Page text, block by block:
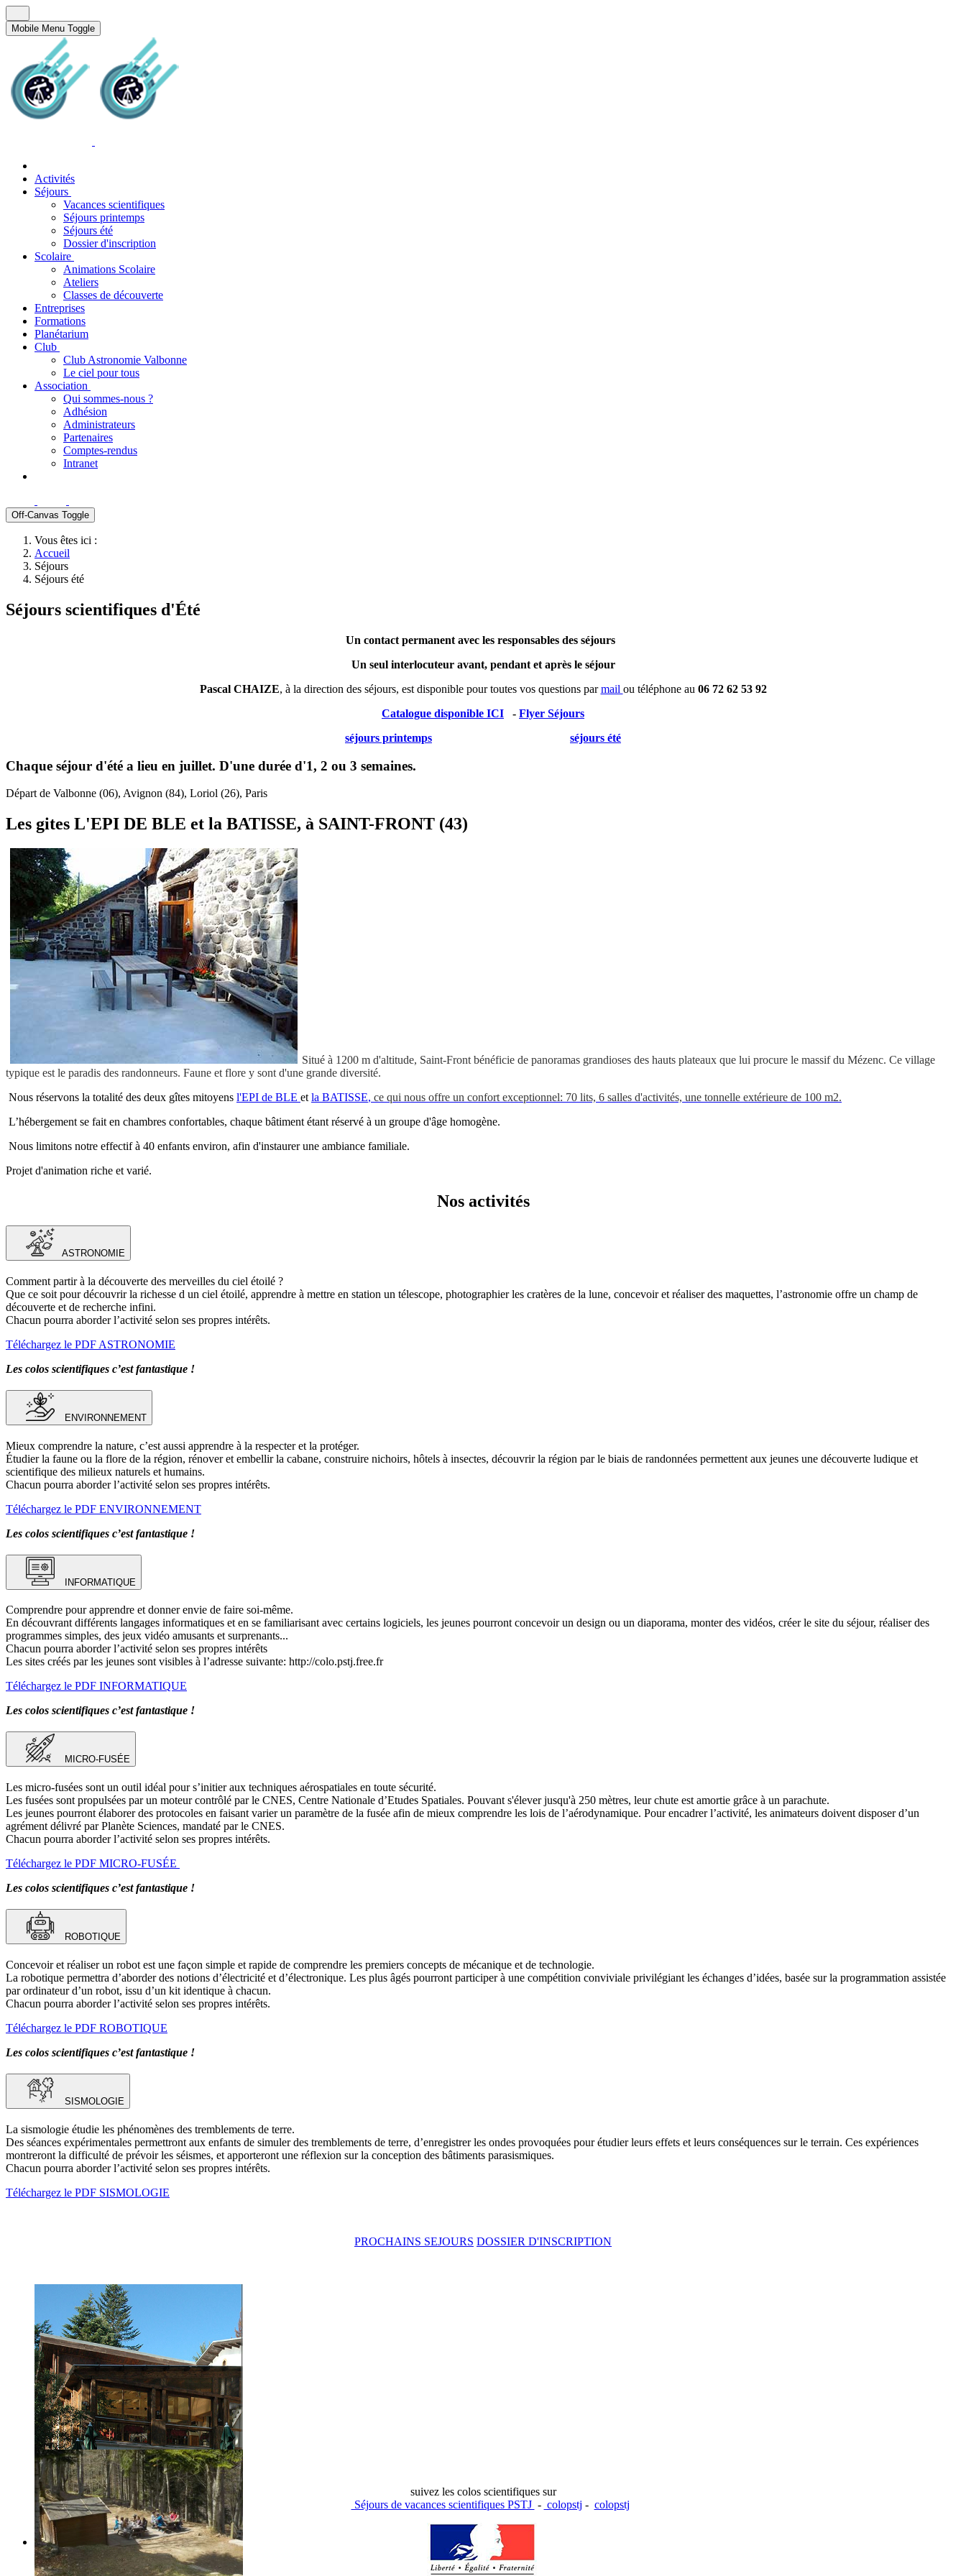
Mobile Menu Toggle
Activités
Séjours
Vacances scientifiques
Séjours printemps
Séjours été
Dossier d'inscription
Scolaire
Animations Scolaire
Ateliers
Classes de découverte
Entreprises
Formations
Planétarium
Club
Club Astronomie Valbonne
Le ciel pour tous
Association
Qui sommes-nous ?
Adhésion
Administrateurs
Partenaires
Comptes-rendus
Intranet
Off-Canvas Toggle
Vous êtes ici :
Accueil
Séjours
Séjours été
Séjours scientifiques d'Été
Un contact permanent avec les responsables des séjours
Un seul interlocuteur avant, pendant et après le séjour
Pascal CHAIZE, à la direction des séjours, est disponible pour toutes vos questions parmail ou téléphone au 06 72 62 53 92
Catalogue disponible ICI - Flyer Séjours
séjours printemps
séjours été
Chaque séjour d'été a lieu en juillet. D'une durée d'1, 2 ou 3 semaines.
Départ de Valbonne (06), Avignon (84), Loriol (26), Paris
Les gites L'EPI DE BLE et la BATISSE, à SAINT-FRONT (43)
Situé à 1200 m d'altitude, Saint-Front bénéficie de panoramas grandioses des hauts plateaux que lui procure le massif du Mézenc. Ce village
typique est le paradis des randonneurs. Faune et flore y sont d'une grande diversité.
Nous réservons la totalité des deux gîtes mitoyens l'EPI de BLE et la BATISSE, ce qui nous offre un confort exceptionnel: 70 lits, 6 salles d'activités, une tonnelle extérieure de 100 m2.
L’hébergement se fait en chambres confortables, chaque bâtiment étant réservé à un groupe d'âge homogène.
Nous limitons notre effectif à 40 enfants environ, afin d'instaurer une ambiance familiale.
Projet d'animation riche et varié.
Nos activités
ASTRONOMIE
Comment partir à la découverte des merveilles du ciel étoilé ?
Que ce soit pour découvrir la richesse d un ciel étoilé, apprendre à mettre en station un télescope, photographier les cratères de la lune, concevoir et réaliser des maquettes, l’astronomie offre un champ de
découverte et de recherche infini.
Chacun pourra aborder l’activité selon ses propres intérêts.
Téléchargez le PDF ASTRONOMIE
Les colos scientifiques c’est fantastique !
ENVIRONNEMENT
Mieux comprendre la nature, c’est aussi apprendre à la respecter et la protéger.
Étudier la faune ou la flore de la région, rénover et embellir la cabane, construire nichoirs, hôtels à insectes, découvrir la région par le biais de randonnées permettent aux jeunes une découverte ludique et
scientifique des milieux naturels et humains.
Chacun pourra aborder l’activité selon ses propres intérêts.
Téléchargez le PDF ENVIRONNEMENT
Les colos scientifiques c’est fantastique !
INFORMATIQUE
Comprendre pour apprendre et donner envie de faire soi-même.
En découvrant différents langages informatiques et en se familiarisant avec certains logiciels, les jeunes pourront concevoir un design ou un diaporama, monter des vidéos, créer le site du séjour, réaliser des
programmes simples, des jeux vidéo amusants et surprenants...
Chacun pourra aborder l’activité selon ses propres intérêts
Les sites créés par les jeunes sont visibles à l’adresse suivante: http://colo.pstj.free.fr
Téléchargez le PDF INFORMATIQUE
Les colos scientifiques c’est fantastique !
MICRO-FUSÉE
Les micro-fusées sont un outil idéal pour s’initier aux techniques aérospatiales en toute sécurité.
Les fusées sont propulsées par un moteur contrôlé par le CNES, Centre Nationale d’Etudes Spatiales. Pouvant s'élever jusqu'à 250 mètres, leur chute est amortie grâce à un parachute.
Les jeunes pourront élaborer des protocoles en faisant varier un paramètre de la fusée afin de mieux comprendre les lois de l’aérodynamique. Pour encadrer l’activité, les animateurs doivent disposer d’un
agrément délivré par Planète Sciences, mandaté par le CNES.
Chacun pourra aborder l’activité selon ses propres intérêts.
Téléchargez le PDF MICRO-FUSÉE
Les colos scientifiques c’est fantastique !
ROBOTIQUE
Concevoir et réaliser un robot est une façon simple et rapide de comprendre les premiers concepts de mécanique et de technologie.
La robotique permettra d’aborder des notions d’électricité et d’électronique. Les plus âgés pourront participer à une compétition conviviale privilégiant les échanges d’idées, basée sur la programmation assistée
par ordinateur d’un robot, issu d’un kit identique à chacun.
Chacun pourra aborder l’activité selon ses propres intérêts.
Téléchargez le PDF ROBOTIQUE
Les colos scientifiques c’est fantastique !
SISMOLOGIE
La sismologie étudie les phénomènes des tremblements de terre.
Des séances expérimentales permettront aux enfants de simuler des tremblements de terre, d’enregistrer les ondes provoquées pour étudier leurs effets et leurs conséquences sur le terrain. Ces expériences
montreront la difficulté de prévoir les séismes, et apporteront une réflexion sur la conception des bâtiments parasismiques.
Chacun pourra aborder l’activité selon ses propres intérêts.
Téléchargez le PDF SISMOLOGIE
PROCHAINS SEJOURS DOSSIER D'INSCRIPTION
suivez les colos scientifiques sur
Séjours de vacances scientifiques PSTJ - colopstj - colopstj